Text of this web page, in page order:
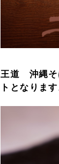
王道 沖縄そ
トとなります